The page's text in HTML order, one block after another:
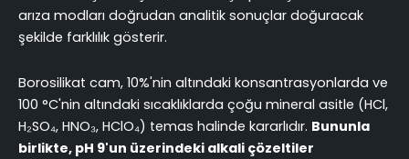
arıza modları doğrudan analitik sonuçlar doğuracak
şekilde farklılık gösterir.
Borosilikat cam, 10%'nin altındaki konsantrasyonlarda ve
100 °C'nin altındaki sıcaklıklarda çoğu mineral asitle (HCl,
H₂SO₄, HNO₃, HClO₄) temas halinde kararlıdır. Bununla
birlikte, pH 9'un üzerindeki alkali çözeltiler